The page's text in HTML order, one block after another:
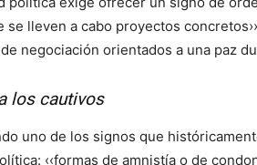
se lleven a cabo proyectos
negociación orientados a una paz
los cautivos
uno de los signos que
‹‹formas de amnistía o de